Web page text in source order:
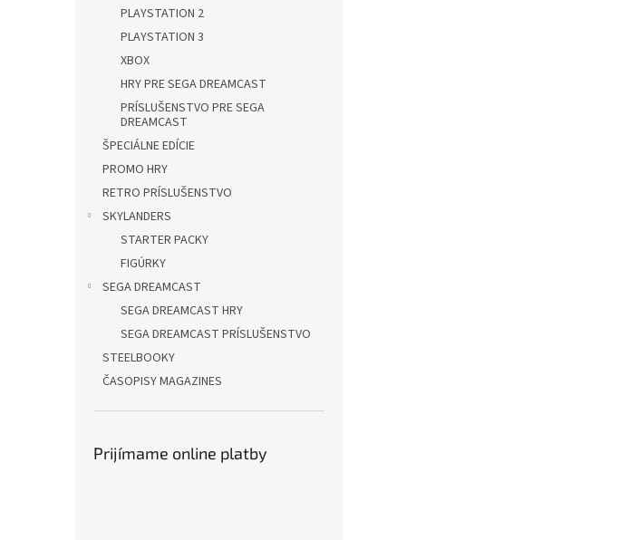
PLAYSTATION 2
PLAYSTATION 3
XBOX
HRY PRE SEGA DREAMCAST
PRÍSLUŠENSTVO PRE SEGA
DREAMCAST
ŠPECIÁLNE EDÍCIE
PROMO HRY
RETRO PRÍSLUŠENSTVO
SKYLANDERS
STARTER PACKY
FIGÚRKY
SEGA DREAMCAST
SEGA DREAMCAST HRY
SEGA DREAMCAST PRÍSLUŠENSTVO
STEELBOOKY
ČASOPISY MAGAZINES
Prijímame online platby